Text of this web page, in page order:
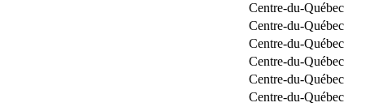
Centre-du-Québec
Centre-du-Québec
Centre-du-Québec
Centre-du-Québec
Centre-du-Québec
Centre-du-Québec